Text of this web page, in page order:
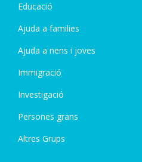
Educació
Ajuda a families
Ajuda a nens i joves
Immigració
Investigació
Persones grans
Altres Grups